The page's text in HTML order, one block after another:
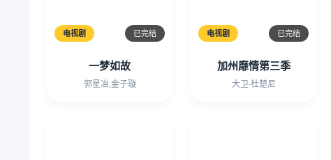
电视剧 已完结
一梦如故
郭星冶,金子璇
电视剧 已完结
加州靡情第三季
大卫·杜楚尼